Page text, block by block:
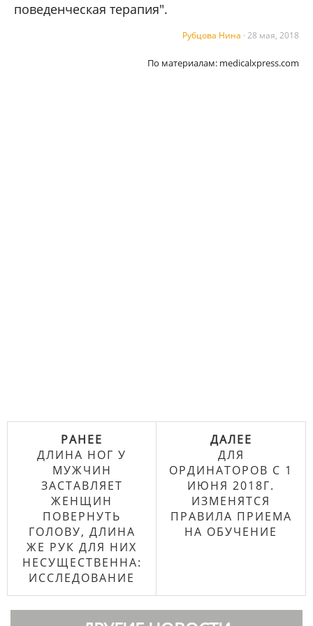
поведенческая терапия".
Рубцова Нина · 28 мая, 2018
По материалам: medicalxpress.com
РАНЕЕ
ДЛИНА НОГ У
МУЖЧИН
ЗАСТАВЛЯЕТ
ЖЕНЩИН
ПОВЕРНУТЬ
ГОЛОВУ, ДЛИНА
ЖЕ РУК ДЛЯ НИХ
НЕСУЩЕСТВЕННА:
ИССЛЕДОВАНИЕ
ДАЛЕЕ
ДЛЯ
ОРДИНАТОРОВ С 1
ИЮНЯ 2018Г.
ИЗМЕНЯТСЯ
ПРАВИЛА ПРИЕМА
НА ОБУЧЕНИЕ